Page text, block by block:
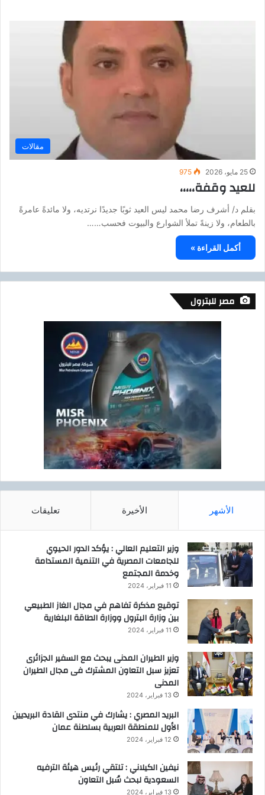
مقالات
25 مايو، 2026 975
للعيد وقفة،،،،،
بقلم د/ أشرف رضا محمد ليس العيد ثوبًا جديدًا نرتديه، ولا مائدةً عامرةً
بالطعام، ولا زينةً تملأ الشوارع والبيوت فحسب……
أكمل القراءة »
مصر للبترول
الأشهر الأخيرة تعليقات
وزير التعليم العالي : يؤكد الدور الحيوي
للجامعات المصرية في التنمية المستدامة
وخدمة المجتمع
11 فبراير، 2024
توقيع مذكرة تفاهم في مجال الغاز الطبيعي
بين وزارة البترول ووزارة الطاقة البلغارية
11 فبراير، 2024
وزير الطيران المدنى يبحث مع السفير الجزائرى
تعزيز سبل التعاون المشترك فى مجال الطيران
المدنى
13 فبراير، 2024
البريد المصري : يشارك في منتدى القادة البريديين
الأول للمنطقة العربية بسلطنة عمان
12 فبراير، 2024
نيفين الكيلاني : تلتقي رئيس هيئة الترفيه
السعودية لبحث سُبل التعاون
13 فبراير، 2024